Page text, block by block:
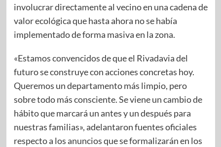
involucrar directamente al vecino en una cadena de
valor ecológica que hasta ahora no se había
implementado de forma masiva en la zona.
«Estamos convencidos de que el Rivadavia del
futuro se construye con acciones concretas hoy.
Queremos un departamento más limpio, pero
sobre todo más consciente. Se viene un cambio de
hábito que marcará un antes y un después para
nuestras familias», adelantaron fuentes oficiales
respecto a los anuncios que se formalizarán en los